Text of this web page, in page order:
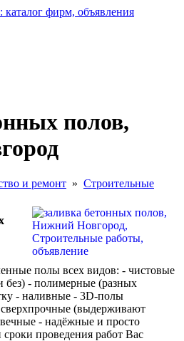
фирм, объявления
полов,
и ремонт » Строительные
полы всех видов: - чистовые
без) - полимерные (разных
- наливные - 3D-полы
(выдерживают
- надёжные и просто
проведения работ Вас